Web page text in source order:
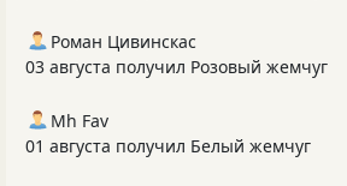
Роман Цивинскас
03 августа получил Розовый жемчуг
Mh Fav
01 августа получил Белый жемчуг